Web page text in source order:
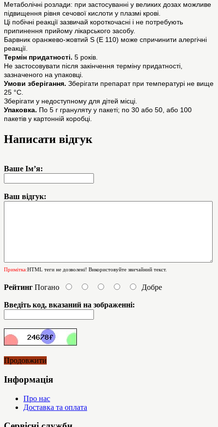
Метаболічні розлади: при застосуванні у великих дозах можливе
підвищення рівня сечової кислоти у плазмі крові.
Ці побічні реакції зазвичай короткочасні і не потребують
припинення прийому лікарського засобу.
Барвник оранжево-жовтий S (E 110) може спричинити алергічні
реакції.
Термін придатності. 5 років.
Не застосовувати після закінчення терміну придатності,
зазначеного на упаковці.
Умови зберігання. Зберігати препарат при температурі не вище
25 °С.
Зберігати у недоступному для дітей місці.
Упаковка. По 5 г грануляту у пакеті; по 30 або 50, або 100
пакетів у картонній коробці.
Написати відгук
Ваше Ім’я:
Ваш відгук:
Примітка:HTML теги не дозволені! Використовуйте звичайний текст.
Рейтинг Погано Добре
Введіть код, вказаний на зображенні:
Продовжити
Інформація
Про нас
Доставка та оплата